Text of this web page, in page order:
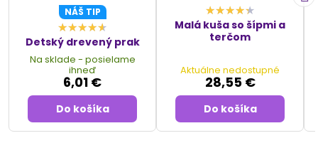
NÁŠ TIP
Detský drevený prak
Na sklade - posielame
ihneď
6,01 €
Do košíka
Malá kuša so šípmi a
terčom
Aktuálne nedostupné
28,55 €
Do košíka